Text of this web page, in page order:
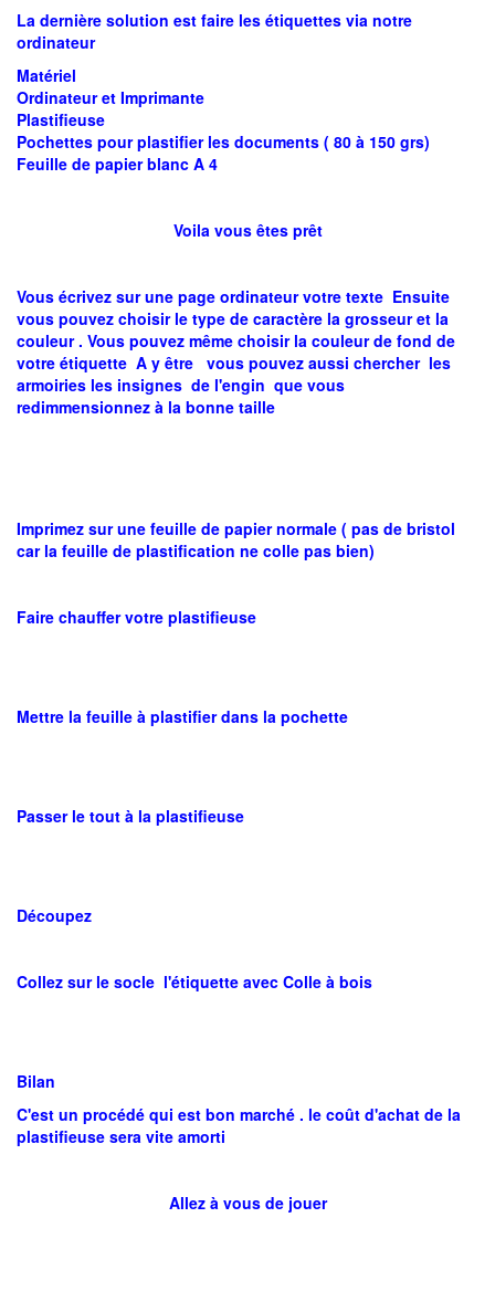
La dernière solution est faire les étiquettes via notre
ordinateur
Matériel
Ordinateur et Imprimante
Plastifieuse
Pochettes pour plastifier les documents ( 80 à 150 grs)
Feuille de papier blanc A 4
Voila vous êtes prêt
Vous écrivez sur une page ordinateur votre texte Ensuite
vous pouvez choisir le type de caractère la grosseur et la
couleur . Vous pouvez même choisir la couleur de fond de
votre étiquette A y être vous pouvez aussi chercher les
armoiries les insignes de l'engin que vous
redimmensionnez à la bonne taille
Imprimez sur une feuille de papier normale ( pas de bristol
car la feuille de plastification ne colle pas bien)
Faire chauffer votre plastifieuse
Mettre la feuille à plastifier dans la pochette
Passer le tout à la plastifieuse
Découpez
Collez sur le socle l'étiquette avec Colle à bois
Bilan
C'est un procédé qui est bon marché . le coût d'achat de la
plastifieuse sera vite amorti
Allez à vous de jouer